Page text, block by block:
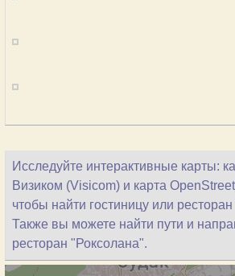
Исследуйте интерактивные карты:
Визиком (Visicom) и карта
чтобы найти гостиницу или
Также вы можете найти пути и
ресторан "Роксолана".